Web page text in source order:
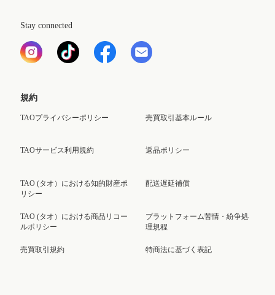
Stay connected
規約
TAOプライバシーポリシー
TAOサービス利用規約
TAO (タオ）における知的財産ポ
リシー
TAO (タオ）における商品リコー
ルポリシー
売買取引規約
売買取引基本ルール
返品ポリシー
配送遅延補償
プラットフォーム苦情・紛争処
理規程
特商法に基づく表記